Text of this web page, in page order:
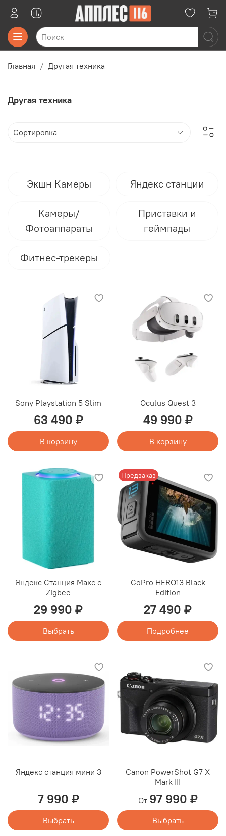
Главная Другая техника
Другая техника
Экшн Камеры Яндекс станции
Камеры/
Фотоаппараты
Приставки и
геймпады
Фитнес-трекеры
Sony Playstation 5 Slim
63 490 ₽
В корзину
Oculus Quest 3
49 990 ₽
В корзину
Яндекс Станция Макс с
Zigbee
29 990 ₽
Выбрать
Предзаказ
GoPro HERO13 Black
Edition
27 490 ₽
Подробнее
Яндекс станция мини 3
7 990 ₽
Выбрать
Canon PowerShot G7 X
Mark III
От 97 990 ₽
Выбрать